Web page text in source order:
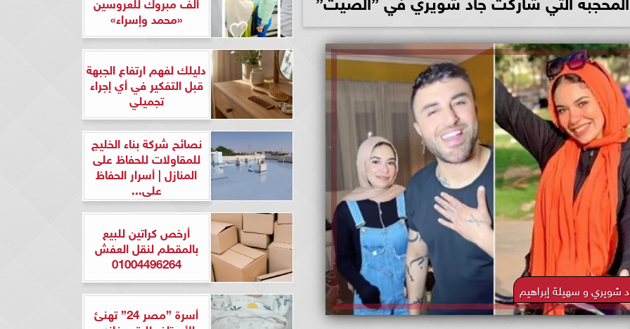
شويري و سهيلة إبراهيم
«محمد وإسراء»
دليلك لفهم ارتفاع الجبهة
قبل التفكير في أي إجراء
تجميلي
نصائح شركة بناء الخليج
للمقاولات للحفاظ على
المنازل | أسرار الحفاظ
على...
أرخص كراتين للبيع
بالمقطم لنقل العفش
01004496264
أسرة ”مصر 24” تهنئ